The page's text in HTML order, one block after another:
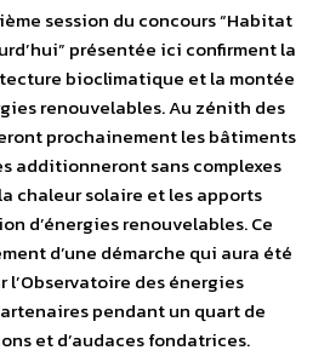
session du concours “Habitat
présentée ici confirment la
bioclimatique et la montée
renouvelables. Au zénith des
prochainement les bâtiments
additionneront sans complexes
chaleur solaire et les apports
d’énergies renouvelables. Ce
d’une démarche qui aura été
des énergies
pendant un quart de
et d’audaces fondatrices.